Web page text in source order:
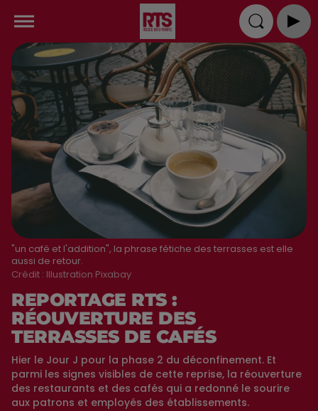
"un café et l'addition", la phrase fétiche des terrasses est elle
aussi de retour.
Crédit : Illustration Pixabay
REPORTAGE RTS :
RÉOUVERTURE DES
TERRASSES DE CAFÉS
Hier le Jour J pour la phase 2 du déconfinement. Et
parmi les signes visibles de cette reprise, la réouverture
des restaurants et des cafés qui a redonné le sourire
aux patrons et employés des établissements.